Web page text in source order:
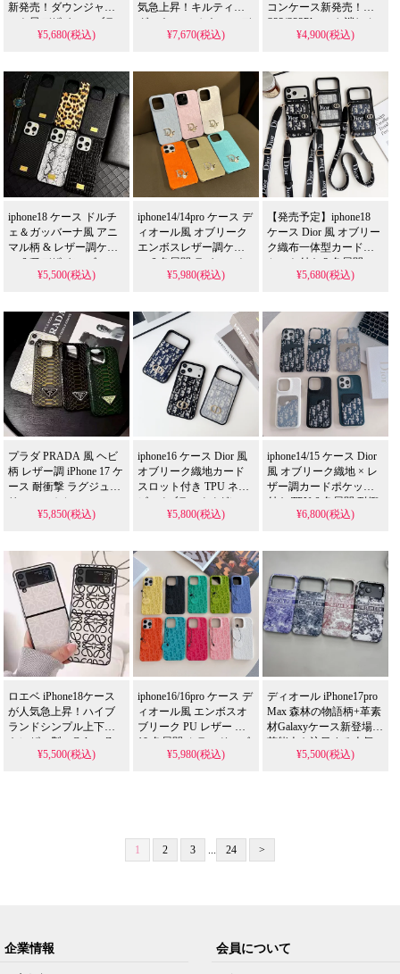
新発売！ダウンジャケ
ット風デザイン、ブラ
ック＆シルバーカラ
風。
iPhone16pro/16plus/15/15promax/14/Galaxy
S24/S23/S22全機種対
応。芸能人も愛用する
人気ブランドコラボ、
防水の多機能仕様。か
わいいダウンジャケッ
ト風スタイルが流行
iPhone17
¥5,680(税込)
気急上昇！キルティン
グ×パールのかわいいデ
ザイン、カード収納付
台、耐衝撃＆防水機能
で実用性抜群。iPhone17
ケースとして使える格
安価格、
iPhone16pro/15promaxケ
ースとしてもおすすめ
の多機能アイテム！
¥7,670(税込)
コンケース新発売！
S23/S23Plusつや消しカ
バーも対応、画面保護
可愛いデザインが芸能
人にも人気。iPhone17ケ
ースとしても使える格
安多機能アイテム、
iPhone16pro/15promaxケ
ースとしても活躍！
¥4,900(税込)
iphone18 ケース ドルチ
ェ＆ガッバーナ風 アニ
マル柄 & レザー調ケー
ス 6 種デザイン ゴール
ドメタルプレート付き
能人風 大人メンズ・レ
ディース向け アイフォ
ン16/16 pro/16pro max/16
plus/17/17pro 携帯ケース
全機種対応 1 個買うと 1
個無料
¥5,500(税込)
iphone14/14pro ケース デ
ィオール風 オブリーク
エンボスレザー調ケー
ス 6 色展開 ラインスト
ーン D ロゴ付き 耐衝撃
能人風 大人レディース
向け Galaxy
S21/S22/S23/S24/S25
Ultra 携帯ケース 全機種
対応
¥5,980(税込)
【発売予定】iphone18
ケース Dior 風 オブリー
ク織布一体型カードポ
ケット付き 3 色展開 ロ
ゴショルダーストラッ
け
¥5,680(税込)
プラダ PRADA 風 ヘビ
柄 レザー調 iPhone 17 ケ
ース 耐衝撃 ラグジュア
リースマホケース
iPhone17Pro/17ProMax
¥5,850(税込)
iphone16 ケース Dior 風
オブリーク織地カード
スロット付き TPU ネイ
ビー / ブラック / グレー
3 色 ゴールド CD ロゴ
ラシカルでおしゃれ 大
人レディース向け アイ
フォン Galaxy
S21/S22/S23/S24/S25
Ultra 携帯ケース 全機種
対応
¥5,800(税込)
iphone14/15 ケース Dior
風 オブリーク織地 × レ
ザー調カードポケット
付き TPU 6 色展開 耐衝
撃 TPU フレーム 傷防止
ピクセル Galaxy
S21/S22/S23/S24/S25
Ultra 携帯ケース
¥6,800(税込)
ロエベ iPhone18ケース
が人気急上昇！ハイブ
ランドシンプル上下開
きレザー製、Galaxy Z
Fold4/Fold3/Z Flip4/Z
¥5,500(税込)
iphone16/16pro ケース デ
ィオール風 エンボスオ
ブリーク PU レザー 全
10 色展開 カラードロゴ
タグ付き 耐衝撃 傷防止
Ultra 携帯ケース 全機種
対応
¥5,980(税込)
ディオール iPhone17pro
Max 森林の物語柄+革素
材Galaxyケース新登場！
芸能人も注目する人気
アイテム、耐衝撃＆防
ースとしても使える優
¥5,500(税込)
1 2 3 24 >
企業情報 会員について